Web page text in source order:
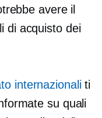
avere il
di acquisto dei
internazionaliti
su quali